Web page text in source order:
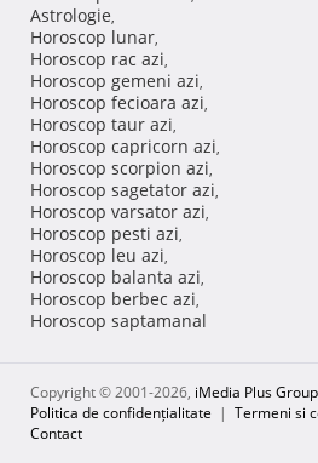
Astrologie,
Horoscop lunar,
Horoscop rac azi,
Horoscop gemeni azi,
Horoscop fecioara azi,
Horoscop taur azi,
Horoscop capricorn azi,
Horoscop scorpion azi,
Horoscop sagetator azi,
Horoscop varsator azi,
Horoscop pesti azi,
Horoscop leu azi,
Horoscop balanta azi,
Horoscop berbec azi,
Horoscop saptamanal
Copyright © 2001-2026, iMedia Plus Group
Politica de confidențialitate | Termeni si
Contact